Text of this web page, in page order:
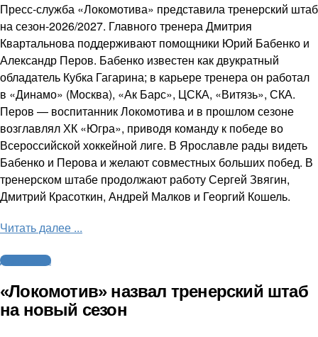
Пресс-служба «Локомотива» представила тренерский штаб
на сезон-2026/2027. Главного тренера Дмитрия
Квартальнова поддерживают помощники Юрий Бабенко и
Александр Перов. Бабенко известен как двукратный
обладатель Кубка Гагарина; в карьере тренера он работал
в «Динамо» (Москва), «Ак Барс», ЦСКА, «Витязь», СКА.
Перов — воспитанник Локомотива и в прошлом сезоне
возглавлял ХК «Югра», приводя команду к победе во
Всероссийской хоккейной лиге. В Ярославле рады видеть
Бабенко и Перова и желают совместных больших побед. В
тренерском штабе продолжают работу Сергей Звягин,
Дмитрий Красоткин, Андрей Малков и Георгий Кошель.
Читать далее ...
Другие виды
«Локомотив» назвал тренерский штаб
на новый сезон